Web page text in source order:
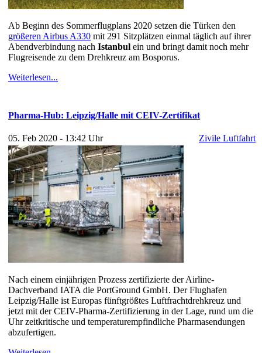
Ab Beginn des Sommerflugplans 2020 setzen die Türken den
größeren Airbus A330 mit 291 Sitzplätzen einmal täglich auf ihrer
Abendverbindung nach Istanbul ein und bringt damit noch mehr
Flugreisende zu dem Drehkreuz am Bosporus.
Weiterlesen...
Pharma-Hub: Leipzig/Halle mit CEIV-Zertifikat
05. Feb 2020 - 13:42 Uhr Zivile Luftfahrt
Nach einem einjährigen Prozess zertifizierte der Airline-
Dachverband IATA die PortGround GmbH. Der Flughafen
Leipzig/Halle ist Europas fünftgrößtes Luftfrachtdrehkreuz und
jetzt mit der CEIV-Pharma-Zertifizierung in der Lage, rund um die
Uhr zeitkritische und temperaturempfindliche Pharmasendungen
abzufertigen.